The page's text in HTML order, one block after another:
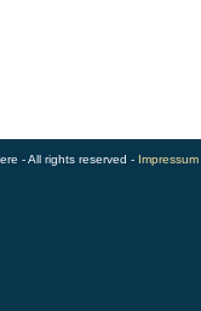
- All rights reserved - Impressum